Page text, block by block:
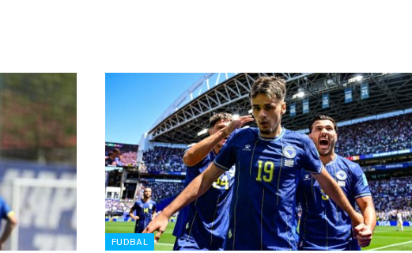
FUDBAL